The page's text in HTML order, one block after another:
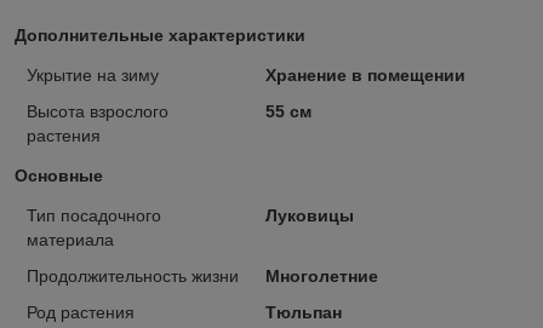
Дополнительные характеристики
Укрытие на зиму
Хранение в помещении
Высота взрослого
растения
55 см
Основные
Тип посадочного
материала
Луковицы
Продолжительность жизни
Многолетние
Род растения
Тюльпан